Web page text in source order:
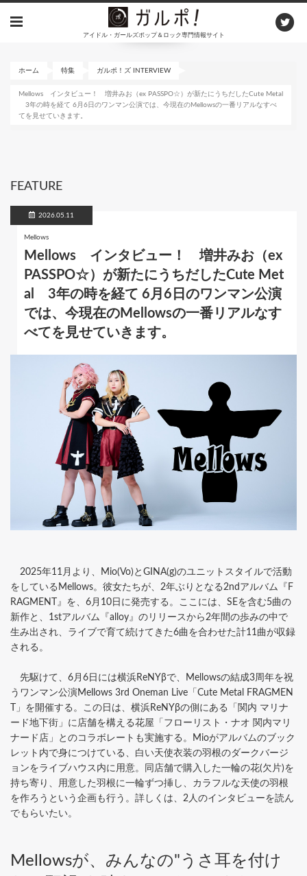
アイドル・ガールズポップ＆ロック専門情報サイト
ホーム 特集 ガルポ！ズ INTERVIEW
Mellows インタビュー！ 増井みお（ex PASSPO☆）が新たにうちだしたCute Metal
3年の時を経て 6月6日のワンマン公演では、今現在のMellowsの一番リアルなすべ
てを見せていきます。
FEATURE
2026.05.11
Mellows
Mellows インタビュー！ 増井みお（ex
PASSPO☆）が新たにうちだしたCute Met
al 3年の時を経て 6月6日のワンマン公演
では、今現在のMellowsの一番リアルなす
べてを見せていきます。
2025年11月より、Mio(Vo)とGINA(g)のユニットスタイルで活動
をしているMellows。彼女たちが、2年ぶりとなる2ndアルバム『F
RAGMENT』を、6月10日に発売する。ここには、SEを含む5曲の
新作と、1stアルバム『alloy』のリリースから2年間の歩みの中で
生み出され、ライブで育て続けてきた6曲を合わせた計11曲が収録
される。
先駆けて、6月6日には横浜ReNYβで、Mellowsの結成3周年を祝
うワンマン公演Mellows 3rd Oneman Live「Cute Metal FRAGMEN
T」を開催する。この日は、横浜ReNYβの側にある「関内 マリナ
ード地下街」に店舗を構える花屋「フローリスト・ナオ 関内マリ
ナード店」とのコラボレートも実施する。Mioがアルバムのブック
レット内で身につけている、白い天使衣装の羽根のダークバージ
ョンをライブハウス内に用意。同店舗で購入した一輪の花(欠片)を
持ち寄り、用意した羽根に一輪ずつ挿し、カラフルな天使の羽根
を作ろうという企画も行う。詳しくは、2人のインタビューを読ん
でもらいたい。
Mellowsが、みんなの"うさ耳を付け